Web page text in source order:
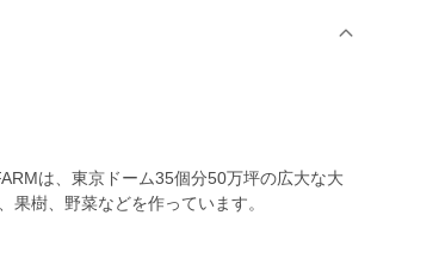
は、東京ドーム35個分50万坪の広大な大
果樹、野菜などを作っています。